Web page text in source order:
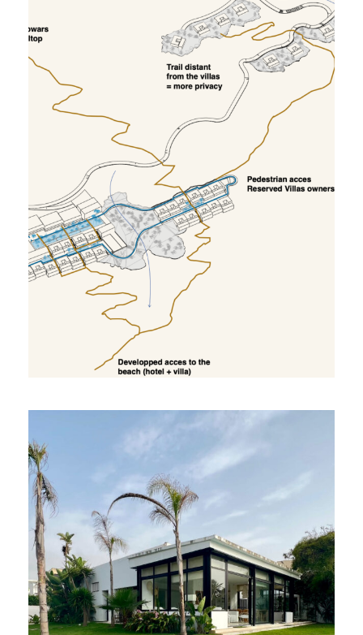
Eco Lodge Dar Menara
Sable d’or Villa .1